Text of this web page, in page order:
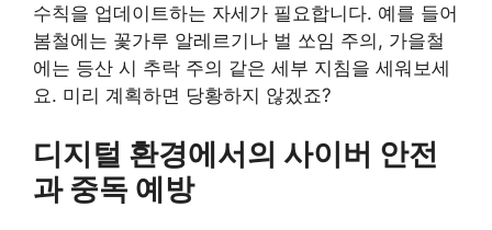
수칙을 업데이트하는 자세가 필요합니다. 예를 들어
봄철에는 꽃가루 알레르기나 벌 쏘임 주의, 가을철
에는 등산 시 추락 주의 같은 세부 지침을 세워보세
요. 미리 계획하면 당황하지 않겠죠?
디지털 환경에서의 사이버 안전
과 중독 예방